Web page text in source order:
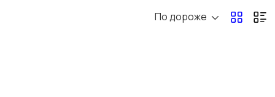
Водные виды спорта
По дороже